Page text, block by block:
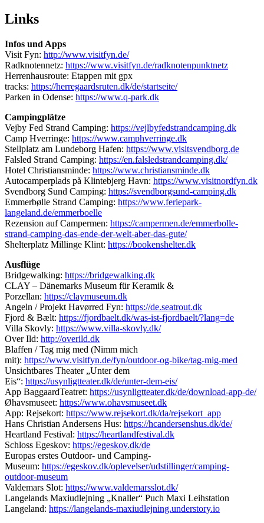
Links
Infos und Apps
Visit Fyn: http://www.visitfyn.de/
Radknotennetz: https://www.visitfyn.de/radknotenpunktnetz
Herrenhausroute: Etappen mit gpx
tracks: https://herregaardsruten.dk/de/startseite/
Parken in Odense: https://www.q-park.dk
Campingplätze
Vejby Fed Strand Camping: https://vejlbyfedstrandcamping.dk
Camp Hverringe: https://www.camphverringe.dk
Stellplatz am Lundeborg Hafen: https://www.visitsvendborg.de
Falsled Strand Camping: https://en.falsledstrandcamping.dk/
Hotel Christiansminde: https://www.christiansminde.dk
Autocamperplads på Klintebjerg Havn: https://www.visitnordfyn.dk
Svendborg Sund Camping: https://svendborgsund-camping.dk
Emmerbølle Strand Camping: https://www.feriepark-
langeland.de/emmerboelle
Rezension auf Campermen: https://campermen.de/emmerbolle-
strand-camping-das-ende-der-welt-aber-das-gute/
Shelterplatz Millinge Klint: https://bookenshelter.dk
Ausflüge
Bridgewalking: https://bridgewalking.dk
CLAY – Dänemarks Museum für Keramik &
Porzellan: https://claymuseum.dk
Angeln / Projekt Havørred Fyn: https://de.seatrout.dk
Fjord & Bælt: https://fjordbaelt.dk/was-ist-fjordbaelt/?lang=de
Villa Skovly: https://www.villa-skovly.dk/
Over Ild: http://overild.dk
Blaffen / Tag mig med (Nimm mich
mit): https://www.visitfyn.de/fyn/outdoor-og-bike/tag-mig-med
Unsichtbares Theater „Unter dem
Eis“: https://usynligtteater.dk/de/unter-dem-eis/
App BaggaardTeatret: https://usynligtteater.dk/de/download-app-de/
Øhavsmuseet: https://www.ohavsmuseet.dk
App: Rejsekort: https://www.rejsekort.dk/da/rejsekort_app
Hans Christian Andersens Hus: https://hcandersenshus.dk/de/
Heartland Festival: https://heartlandfestival.dk
Schloss Egeskov: https://egeskov.dk/de
Europas erstes Outdoor- und Camping-
Museum: https://egeskov.dk/oplevelser/udstillinger/camping-
outdoor-museum
Valdemars Slot: https://www.valdemarsslot.dk/
Langelands Maxiudlejning „Knaller“ Puch Maxi Leihstation
Langeland: https://langelands-maxiudlejning.understory.io